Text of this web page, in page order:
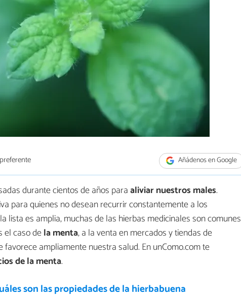
Añádenos en Google
durante cientos de años paraaliviar nuestros males.
para quienes no desean recurrir constantemente a los
lista es amplia, muchas de las hierbas medicinales son comunes
el caso dela menta, a la venta en mercados y tiendas de
ampliamente nuestra salud. En unComo.com te
de la menta.
son las propiedades de la hierbabuena